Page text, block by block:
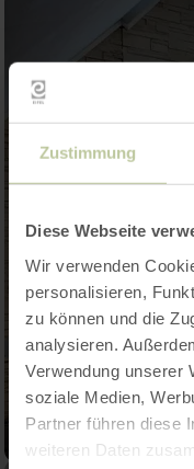
Zustimmung
Diese Webseite
Wir verwenden
personalisieren,
zu können und die
analysieren.
Verwendung unserer
soziale Medien,
Partner führen diese
weiteren Daten